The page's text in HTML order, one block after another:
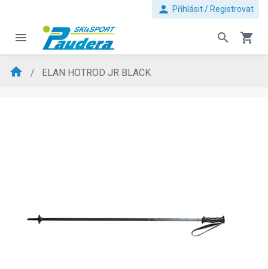
person Přihlásit / Registrovat
menu search shopping_cart
home ELAN HOTROD JR BLACK